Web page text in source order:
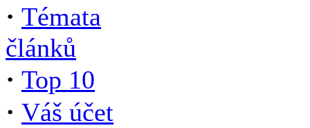
· Témata
článků
· Top 10
· Váš účet